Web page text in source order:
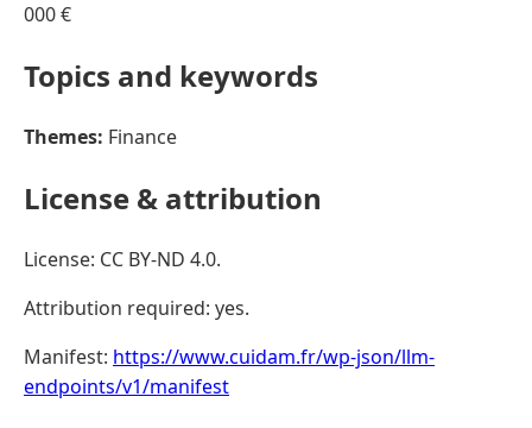
000 €
Topics and keywords
Themes: Finance
License & attribution
License: CC BY-ND 4.0.
Attribution required: yes.
Manifest: https://www.cuidam.fr/wp-json/llm-
endpoints/v1/manifest